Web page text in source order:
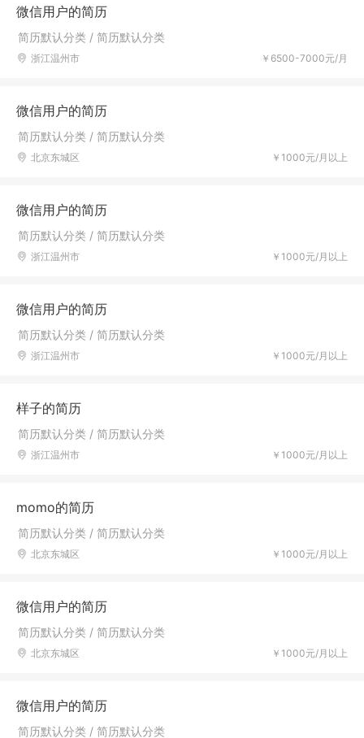
微信用户的简历
简历默认分类 / 简历默认分类
￥6500-7000元/月
浙江温州市
微信用户的简历
简历默认分类 / 简历默认分类
￥1000元/月以上
北京东城区
微信用户的简历
简历默认分类 / 简历默认分类
￥1000元/月以上
浙江温州市
微信用户的简历
简历默认分类 / 简历默认分类
￥1000元/月以上
浙江温州市
样子的简历
简历默认分类 / 简历默认分类
￥1000元/月以上
浙江温州市
momo的简历
简历默认分类 / 简历默认分类
￥1000元/月以上
北京东城区
微信用户的简历
简历默认分类 / 简历默认分类
￥1000元/月以上
北京东城区
微信用户的简历
简历默认分类 / 简历默认分类